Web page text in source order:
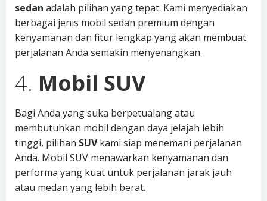
sedan adalah pilihan yang tepat. Kami menyediakan
berbagai jenis mobil sedan premium dengan
kenyamanan dan fitur lengkap yang akan membuat
perjalanan Anda semakin menyenangkan.
4. Mobil SUV
Bagi Anda yang suka berpetualang atau
membutuhkan mobil dengan daya jelajah lebih
tinggi, pilihan SUVkami siap menemani perjalanan
Anda. Mobil SUV menawarkan kenyamanan dan
performa yang kuat untuk perjalanan jarak jauh
atau medan yang lebih berat.